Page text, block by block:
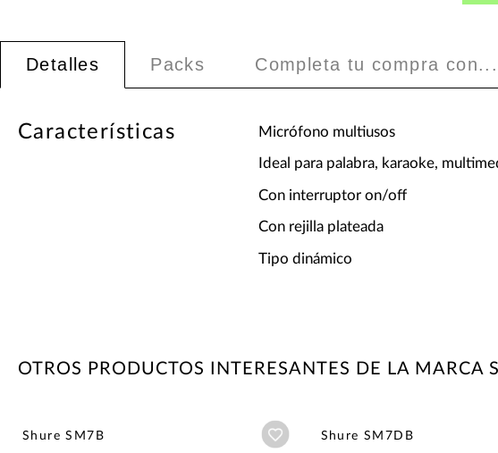
Detalles Packs Completa tu compra con...
Características Micrófono multiusos
Ideal para palabra, karaoke,
Con interruptor on/off
Con rejilla plateada
Tipo dinámico
OTROS PRODUCTOS INTERESANTES DE LA MARCA
Shure SM7B Añadir a wishlist
Shure SM7DB